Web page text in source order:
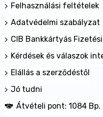
Felhasználási feltételek
Adatvédelmi szabályzat
CIB Bankkártyás
Kérdések és válaszok
Elállás a szerződéstől
Jó tudni
Átvételi pont: 1084 Bp.